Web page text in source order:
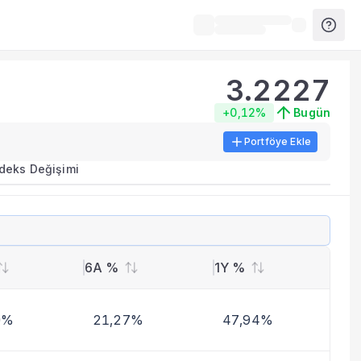
metrikleri listelenir.
benzer fonları inceleyebilirsiniz.
3.2227
+0,12% Bugün
Portföye Ekle
Değişimi
6A % 1Y %
21,27% 47,94%